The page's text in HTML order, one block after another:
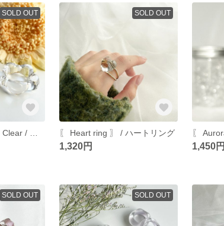
SOLD OUT SOLD OUT
〖 Heart ring 〗 / ハートリング
1,320円 1,450円
SOLD OUT SOLD OUT